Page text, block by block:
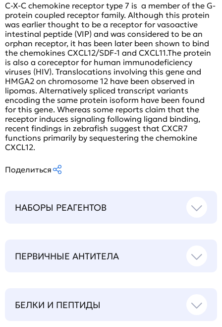
C-X-C chemokine receptor type 7 is a member of the G-
protein coupled receptor family. Although this protein
was earlier thought to be a receptor for vasoactive
intestinal peptide (VIP) and was considered to be an
orphan receptor, it has been later been shown to bind
the chemokines CXCL12/SDF-1 and CXCL11.The protein
is also a coreceptor for human immunodeficiency
viruses (HIV). Translocations involving this gene and
HMGA2 on chromosome 12 have been observed in
lipomas. Alternatively spliced transcript variants
encoding the same protein isoform have been found
for this gene. Whereas some reports claim that the
receptor induces signaling following ligand binding,
recent findings in zebrafish suggest that CXCR7
functions primarily by sequestering the chemokine
CXCL12.
Поделиться
НАБОРЫ РЕАГЕНТОВ
ПЕРВИЧНЫЕ АНТИТЕЛА
БЕЛКИ И ПЕПТИДЫ